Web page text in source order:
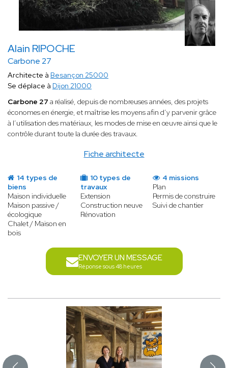
Alain RIPOCHE
Carbone 27
Fiche architecte
Architecte à Besançon 25000
Se déplace à Dijon 21000
Carbone 27 a réalisé, depuis de nombreuses années, des projets
économes en énergie, et maîtrise les moyens afin d’y parvenir grâce
à l’utilisation des matériaux, les modes de mise en œuvre ainsi que le
contrôle durant toute la durée des travaux.
14 types de
biens
Maison individuelle
Maison passive /
écologique
Chalet / Maison en
bois
10 types de
travaux
Extension
Construction neuve
Rénovation
4 missions
Plan
Permis de construire
Suivi de chantier
ENVOYER UN MESSAGE
Réponse sous 48 heures